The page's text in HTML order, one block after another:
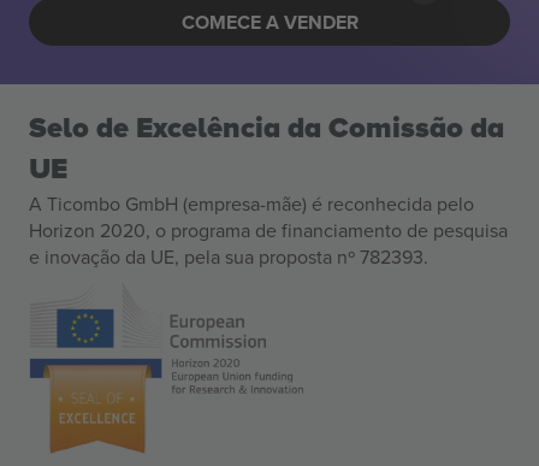
COMECE A VENDER
Selo de Excelência da Comissão da
UE
A Ticombo GmbH (empresa-mãe) é reconhecida pelo
Horizon 2020, o programa de financiamento de pesquisa
e inovação da UE, pela sua proposta nº 782393.